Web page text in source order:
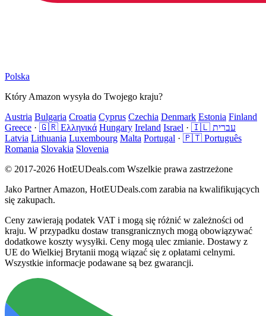
Polska
Który Amazon wysyła do Twojego kraju?
Austria Bulgaria Croatia Cyprus Czechia Denmark Estonia Finland
Greece · 🇬🇷 Ελληνικά Hungary Ireland Israel ·
🇮🇱 עברית
Latvia Lithuania Luxembourg Malta Portugal · 🇵🇹 Português
Romania Slovakia Slovenia
© 2017-2026 HotEUDeals.com Wszelkie prawa zastrzeżone
Jako Partner Amazon, HotEUDeals.com zarabia na kwalifikujących
się zakupach.
Ceny zawierają podatek VAT i mogą się różnić w zależności od
kraju. W przypadku dostaw transgranicznych mogą obowiązywać
dodatkowe koszty wysyłki. Ceny mogą ulec zmianie. Dostawy z
UE do Wielkiej Brytanii mogą wiązać się z opłatami celnymi.
Wszystkie informacje podawane są bez gwarancji.